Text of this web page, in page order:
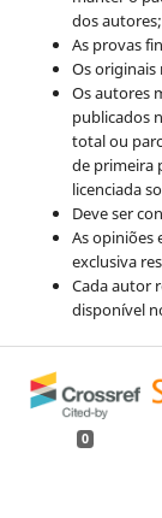
dos autores;
As provas
Os originais
Os autores
publicados
total ou
de primeira
licenciada
Deve ser
As opiniões
exclusiva
Cada autor
disponível
0